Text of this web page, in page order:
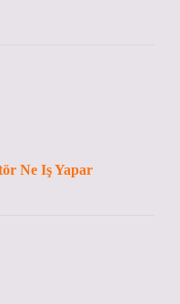
Ne Iş Yapar